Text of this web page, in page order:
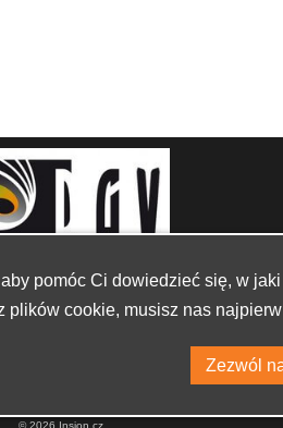
© 2026 Insion.cz
pomóc Ci dowiedzieć się, w
plików cookie, musisz nas najpierw